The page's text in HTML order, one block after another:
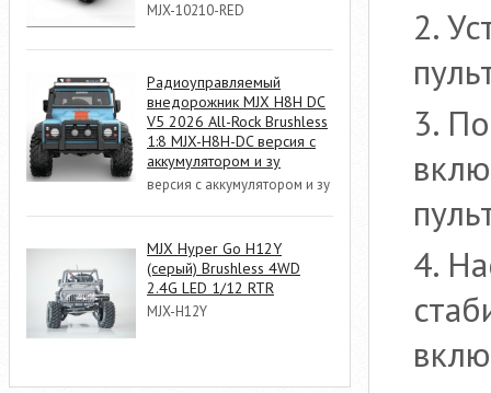
MJX-10210-RED
Радиоуправляемый
внедорожник MJX H8H DC
V5 2026 All-Rock Brushless
1:8 MJX-H8H-DC версия с
аккумулятором и зу
версия с аккумулятором и зу
MJX Hyper Go H12Y
(серый) Brushless 4WD
2.4G LED 1/12 RTR
MJX-H12Y